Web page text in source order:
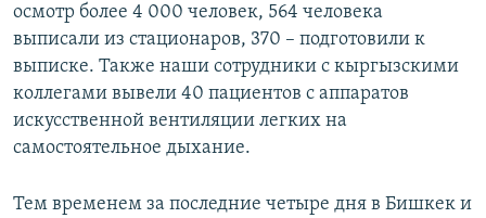
осмотр более 4 000 человек, 564 человека
выписали из стационаров, 370 – подготовили к
выписке. Также наши сотрудники с кыргызскими
коллегами вывели 40 пациентов с аппаратов
искусственной вентиляции легких на
самостоятельное дыхание.
Тем временем за последние четыре дня в Бишкек и